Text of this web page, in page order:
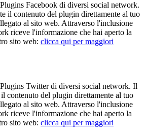
Facebook di diversi social network.
il contenuto del plugin direttamente al tuo
al sito web. Attraverso l'inclusione
riceve l'informazione che hai aperto la
sito web: clicca qui per maggiori
Twitter di diversi social network. Il
contenuto del plugin direttamente al tuo
al sito web. Attraverso l'inclusione
riceve l'informazione che hai aperto la
sito web: clicca qui per maggiori